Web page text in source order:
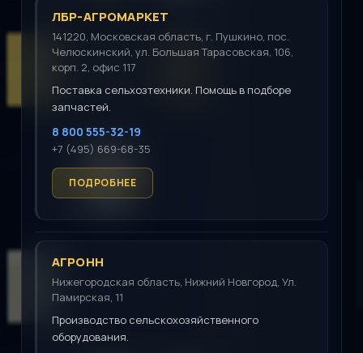
ЛБР-АГРОМАРКЕТ
141220, Московская область, г. Пушкино, пос.
Челюскинский, ул. Большая Тарасовская, 106,
корп. 2, офис 117
Поставка сельхозтехники. Помощь в подборе
запчастей.
8 800 555-32-19
+7 (495) 669-68-35
АГРОНН
Нижегородская область, Нижний Новгород, Ул.
Памирская, 11
Производство сельскохозяйственного
оборудования.